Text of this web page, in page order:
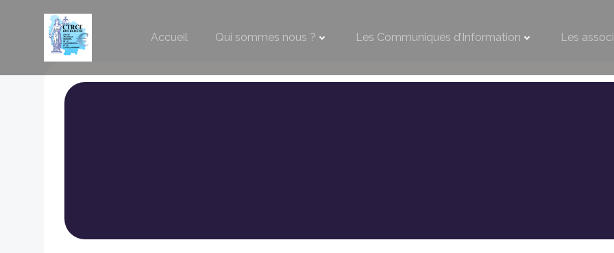
Accueil Qui sommes nous ? Les Communiqués d’Information Les